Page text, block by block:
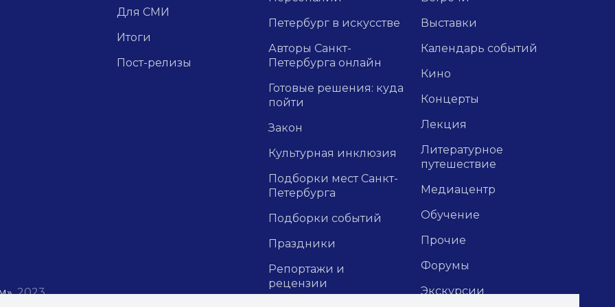
Для СМИ
Итоги
Пост-релизы
Петербург в искусстве
Авторы Санкт-
Петербурга онлайн
Готовые решения: куда
пойти
Закон
Культурная инклюзия
Подборки мест Санкт-
Петербурга
Подборки событий
Праздники
Репортажи и
рецензии
Выставки
Календарь событий
Кино
Концерты
Лекция
Литературное
путешествие
Медиацентр
Обучение
Прочие
Форумы
Экскурсии
, 2023